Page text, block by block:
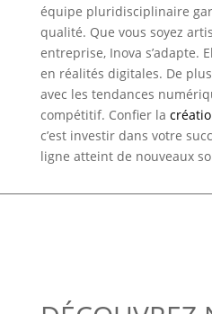
équipe pluridisciplinaire
qualité. Que vous soyez
entreprise, Inova s’adapte.
en réalités digitales. De
avec les tendances
compétitif. Confier la
c’est investir dans votre
ligne atteint de nouveaux